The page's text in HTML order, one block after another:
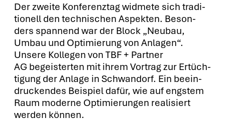
Der zwei­te Kon­fe­renz­tag wid­me­te sich tra­di­
tio­nell den tech­ni­schen Aspek­ten. Beson­
ders span­nend war der Block „Neu­bau,
Umbau und Opti­mie­rung von Anla­gen“.
Unse­re Kol­le­gen von TBF + Part­ner
AG begeis­ter­ten mit ihrem Vor­trag zur Ertüch­
ti­gung der Anla­ge in Schwan­dorf. Ein beein­
dru­cken­des Bei­spiel dafür, wie auf engs­tem
Raum moder­ne Opti­mie­run­gen rea­li­siert
wer­den kön­nen.